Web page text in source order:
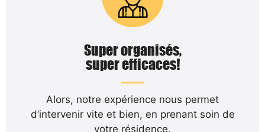
Super organisés,
super efficaces!
Alors, notre expérience nous permet
d’intervenir vite et bien, en prenant soin de
votre résidence.